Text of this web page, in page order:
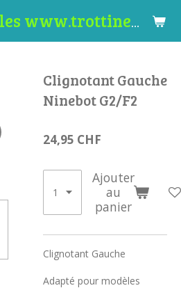
VIP-cycles www.trottinettes-valais.ch
Clignotant Gauche
Ninebot G2/F2
24,95 CHF
Ajouter
au
panier
Clignotant Gauche
Adapté pour modèles